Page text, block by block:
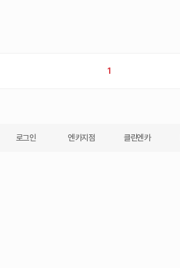
1
로그인 엔카지점 클린엔카